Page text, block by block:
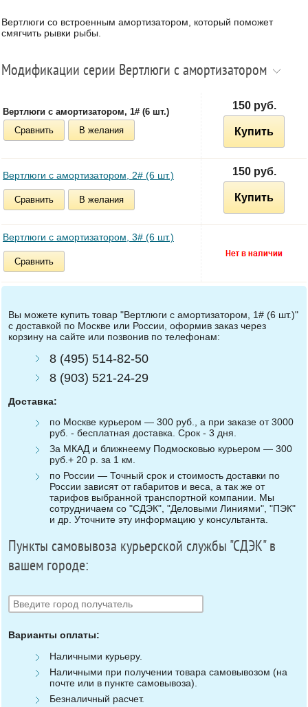
Вертлюги со встроенным амортизатором, который поможет
смягчить рывки рыбы.
Модификации серии Вертлюги с амортизатором
Вертлюги с амортизатором, 1# (6 шт.)
Сравнить
В желания
150 руб.
Купить
Вертлюги с амортизатором, 2# (6 шт.)
Сравнить В желания
150 руб.
Купить
Вертлюги с амортизатором, 3# (6 шт.)
Сравнить
Вы можете купить товар "Вертлюги с амортизатором, 1# (6 шт.)"
с доставкой по Москве или России, оформив заказ через
корзину на сайте или позвонив по телефонам:
8 (495) 514-82-50
8 (903) 521-24-29
Доставка:
по Москве курьером — 300 руб., а при заказе от 3000
руб. - бесплатная доставка. Срок - 3 дня.
За МКАД и ближнеему Подмосковью курьером — 300
руб.+ 20 р. за 1 км.
по России — Точный срок и стоимость доставки по
России зависят от габаритов и веса, а так же от
тарифов выбранной транспортной компании. Мы
сотрудничаем со "СДЭК", "Деловыми Линиями", "ПЭК"
и др. Уточните эту информацию у консультанта.
Пункты самовывоза курьерской службы "СДЭК" в
вашем городе:
Варианты оплаты:
Наличными курьеру.
Наличными при получении товара самовывозом (на
почте или в пункте самовывоза).
Безналичный расчет.